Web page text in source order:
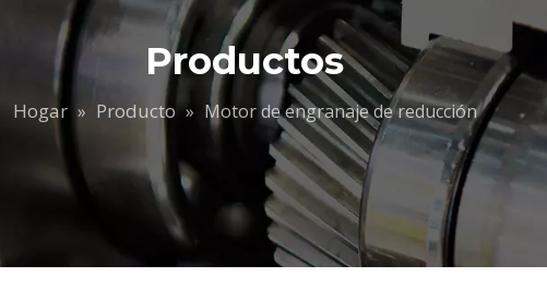
Productos
Hogar » Producto » Motor de engranaje de reducción